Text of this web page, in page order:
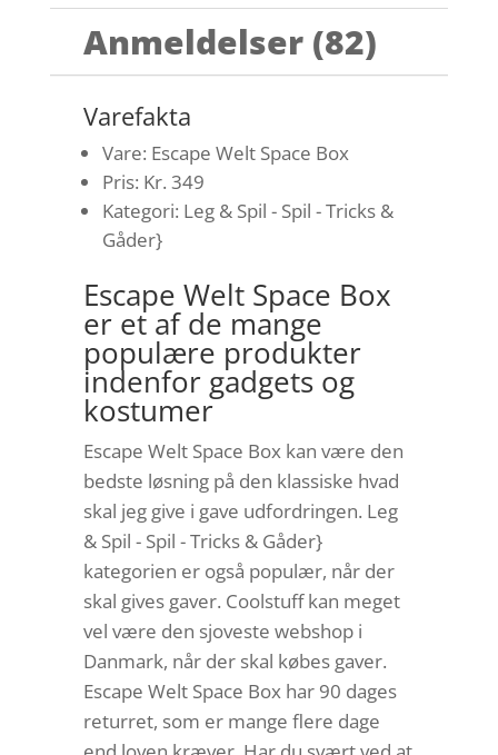
Anmeldelser (82)
Varefakta
Vare: Escape Welt Space Box
Pris: Kr. 349
Kategori: Leg & Spil - Spil - Tricks &
Gåder}
Escape Welt Space Box
er et af de mange
populære produkter
indenfor gadgets og
kostumer
Escape Welt Space Box kan være den
bedste løsning på den klassiske hvad
skal jeg give i gave udfordringen. Leg
& Spil - Spil - Tricks & Gåder}
kategorien er også populær, når der
skal gives gaver. Coolstuff kan meget
vel være den sjoveste webshop i
Danmark, når der skal købes gaver.
Escape Welt Space Box har 90 dages
returret, som er mange flere dage